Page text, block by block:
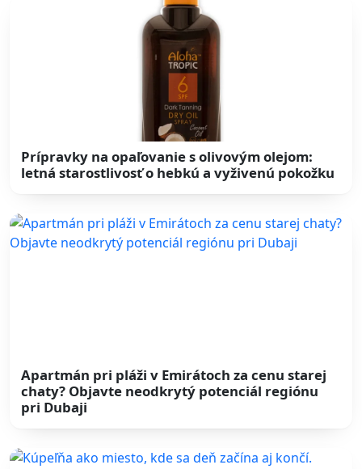
Prípravky na opaľovanie s olivovým olejom:
letná starostlivosť o hebkú a vyživenú pokožku
Apartmán pri pláži v Emirátoch za cenu starej
chaty? Objavte neodkrytý potenciál regiónu
pri Dubaji